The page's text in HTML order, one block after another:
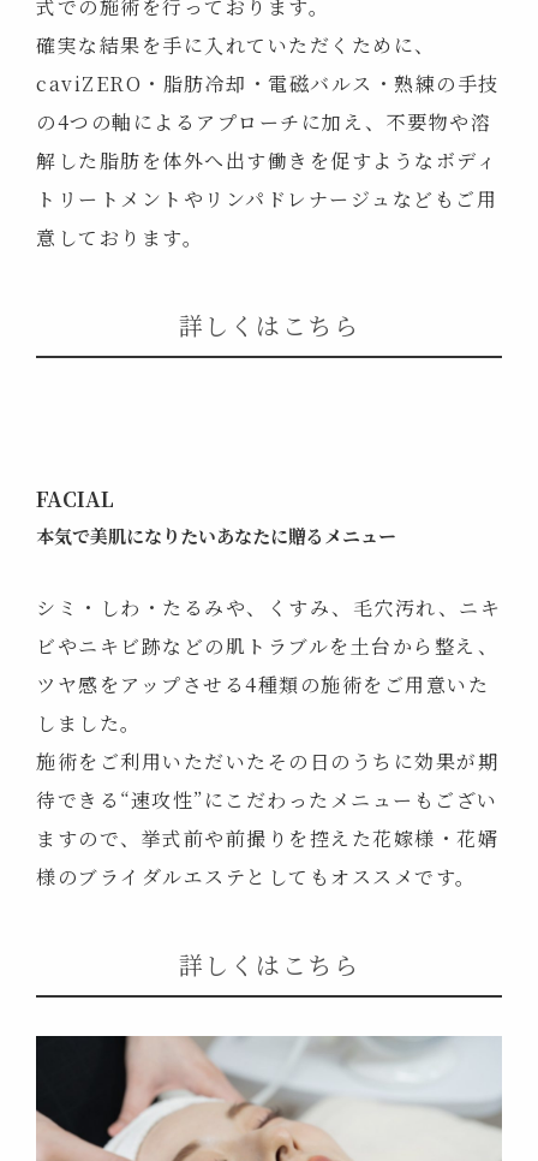
式での施術を行っております。
確実な結果を手に入れていただくために、
caviZERO・脂肪冷却・電磁バルス・熟練の手技
の4つの軸によるアプローチに加え、不要物や溶
解した脂肪を体外へ出す働きを促すようなボディ
トリートメントやリンパドレナージュなどもご用
意しております。
詳しくはこちら
FACIAL
本気で美肌になりたいあなたに贈るメニュー
シミ・しわ・たるみや、くすみ、毛穴汚れ、ニキ
ビやニキビ跡などの肌トラブルを土台から整え、
ツヤ感をアップさせる4種類の施術をご用意いた
しました。
施術をご利用いただいたその日のうちに効果が期
待できる“速攻性”にこだわったメニューもござい
ますので、挙式前や前撮りを控えた花嫁様・花婿
様のブライダルエステとしてもオススメです。
詳しくはこちら